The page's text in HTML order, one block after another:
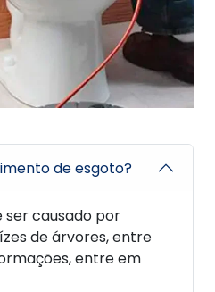
de esgoto?
causado por
de árvores, entre
entre em